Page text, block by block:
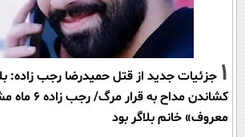
1 جزئیات جدید از قتل حمیدرضا رجب زاده:
کشاندن مداح به
معروف» خانم بلاگر بود